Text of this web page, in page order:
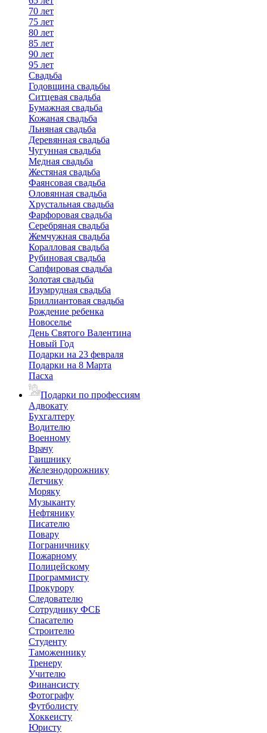
70 лет
75 лет
80 лет
85 лет
90 лет
95 лет
Свадьба
Годовщина свадьбы
Ситцевая свадьба
Бумажная свадьба
Кожаная свадьба
Льняная свадьба
Деревянная свадьба
Чугунная свадьба
Медная свадьба
Жестяная свадьба
Фаянсовая свадьба
Оловянная свадьба
Хрустальная свадьба
Фарфоровая свадьба
Серебряная свадьба
Жемчужная свадьба
Коралловая свадьба
Рубиновая свадьба
Сапфировая свадьба
Золотая свадьба
Изумрудная свадьба
Бриллиантовая свадьба
Рождение ребенка
Новоселье
День Святого Валентина
Новый Год
Подарки на 23 февраля
Подарки на 8 Марта
Пасха
Подарки по профессиям
Адвокату
Бухгалтеру
Водителю
Военному
Врачу
Гаишнику
Железнодорожнику
Летчику
Моряку
Музыканту
Нефтянику
Писателю
Повару
Пограничнику
Пожарному
Полицейскому
Программисту
Прокурору
Следователю
Сотруднику ФСБ
Спасателю
Строителю
Студенту
Таможеннику
Тренеру
Учителю
Финансисту
Фотографу
Футболисту
Хоккеисту
Юристу